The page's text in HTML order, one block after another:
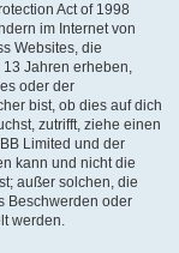
Act of 1998
im Internet von
Websites, die
Jahren erheben,
oder der
bist, ob dies auf dich
zutrifft, ziehe einen
Limited und der
kann und nicht die
außer solchen, die
Beschwerden oder
werden.